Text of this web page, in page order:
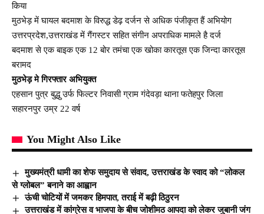
किया
मुठभेड़ में घायल बदमाश के विरुद्ध डेढ़ दर्जन से अधिक पंजीकृत हैं अभियोग
उत्तरप्रदेश,उत्तराखंड में गैंगस्टर सहित संगीन अपराधिक मामले है दर्ज
बदमाश से एक बाइक एक 12 बोर तमंचा एक खोका कारतूस एक जिन्दा कारतूस
बरामद
मुठभेड़ मे गिरफ्तार अभियुक्त
एहसान पुत्र बुद्धु उर्फ फिल्टर निवासी ग्राम गंदेवड़ा थाना फतेहपुर जिला
सहारनपुर उम्र 22 वर्ष
You Might Also Like
मुख्यमंत्री धामी का शेफ समुदाय से संवाद, उत्तराखंड के स्वाद को “लोकल
से ग्लोबल” बनाने का आह्वान
ऊंची चोटियों में जमकर हिमपात, तराई में बढ़ी ठिठुरन
उत्तराखंड में कांग्रेस व भाजपा के बीच जोशीमठ आपदा को लेकर जुबानी जंग